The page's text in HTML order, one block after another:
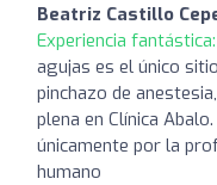
Beatriz Castillo
Experiencia fantástica:
agujas es el único
pinchazo de
plena en Clínica
únicamente por la
humano